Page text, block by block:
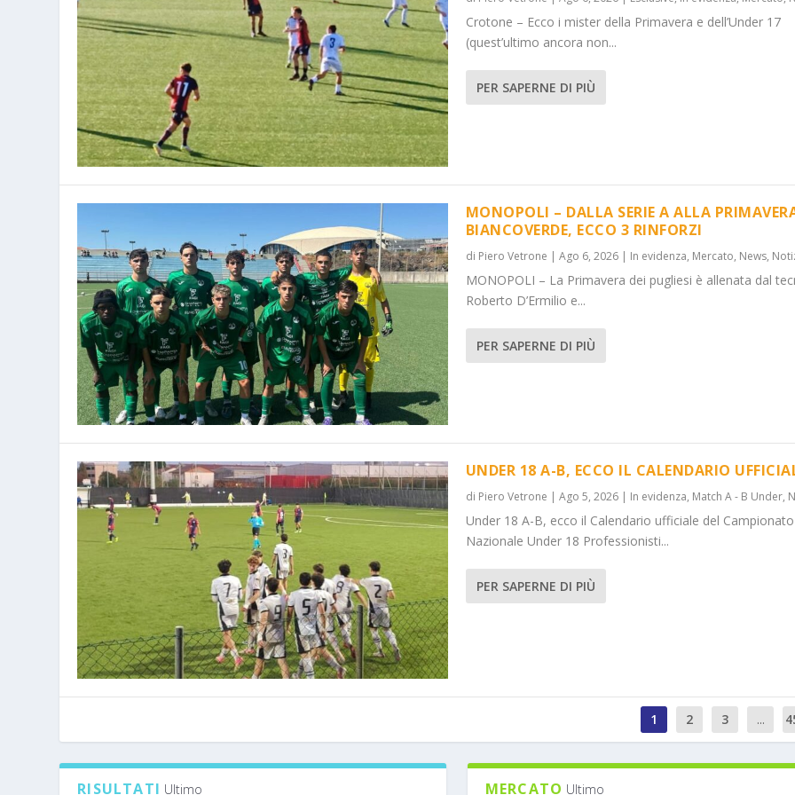
Crotone – Ecco i mister della Primavera e dell’Under 17
(quest’ultimo ancora non...
PER SAPERNE DI PIÙ
MONOPOLI – DALLA SERIE A ALLA
BIANCOVERDE, ECCO 3 RINFORZI
di Piero Vetrone | Ago 6, 2026| In evidenza, Mercato, News,
MONOPOLI – La Primavera dei pugliesi è allenata dal
Roberto D’Ermilio e...
PER SAPERNE DI PIÙ
UNDER 18 A-B, ECCO IL CALENDARIO
di Piero Vetrone Ago 5, 2026| In evidenza, Match A - B Under,
Under 18 A-B, ecco il Calendario ufficiale del Campionato
Nazionale Under 18 Professionisti...
PER SAPERNE DI PIÙ
1 2 3 ...
RISULTATI Ultimo MERCATO Ultimo